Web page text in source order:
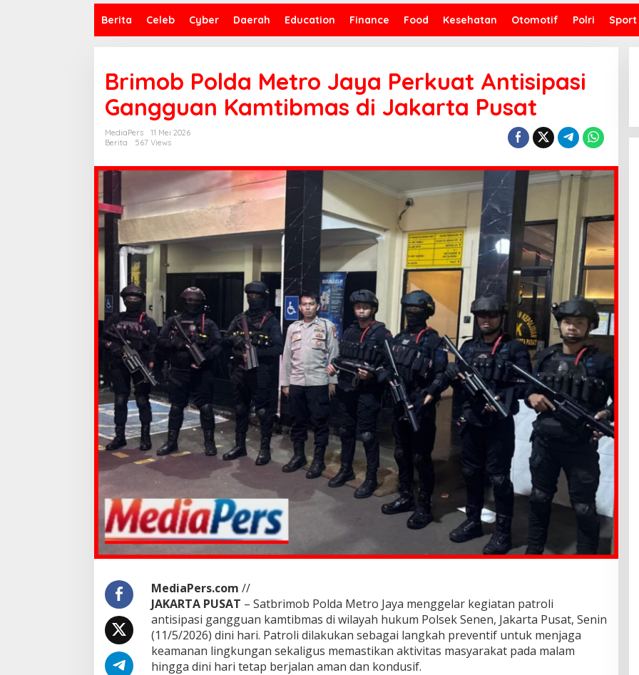
Berita Celeb Cyber Daerah Education Finance Food Kesehatan Otomotif Polri Sport
Brimob Polda Metro Jaya Perkuat Antisipasi
Gangguan Kamtibmas di Jakarta Pusat
MediaPers
11 Mei 2026
Berita
567 Views
MediaPers.com //
JAKARTA PUSAT – Satbrimob Polda Metro Jaya menggelar kegiatan patroli
antisipasi gangguan kamtibmas di wilayah hukum Polsek Senen, Jakarta Pusat, Senin
(11/5/2026) dini hari. Patroli dilakukan sebagai langkah preventif untuk menjaga
keamanan lingkungan sekaligus memastikan aktivitas masyarakat pada malam
hingga dini hari tetap berjalan aman dan kondusif.